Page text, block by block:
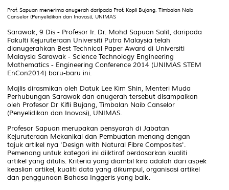
Prof. Sapuan menerima anugerah daripada Prof. Kopli Bujang, Timbalan Naib
Canselor (Penyelidikan dan Inovasi), UNIMAS
Sarawak, 9 Dis - Profesor Ir. Dr. Mohd Sapuan Salit, daripada
Fakulti Kejuruteraan Universiti Putra Malaysia telah
dianugerahkan Best Technical Paper Award di Universiti
Malaysia Sarawak - Science Technology Engineering
Mathematics - Engineering Conference 2014 (UNIMAS STEM
EnCon2014) baru-baru ini.
Majlis dirasmikan oleh Datuk Lee Kim Shin, Menteri Muda
Perhubungan Sarawak dan anugerah tersebut disampaikan
oleh Profesor Dr Kifli Bujang, Timbalan Naib Canselor
(Penyelidikan dan Inovasi), UNIMAS.
Profesor Sapuan merupakan pensyarah di Jabatan
Kejuruteraan Mekanikal dan Pembuatan menang dengan
tajuk artikel nya 'Design with Natural Fibre Composites'.
Pemenang untuk kategori ini diiktiraf berdasarkan kualiti
artikel yang ditulis. Kriteria yang diambil kira adalah dari aspek
keaslian artikel, kualiti data yang dikumpul, organisasi artikel
dan penggunaan Bahasa Inggeris yang baik.